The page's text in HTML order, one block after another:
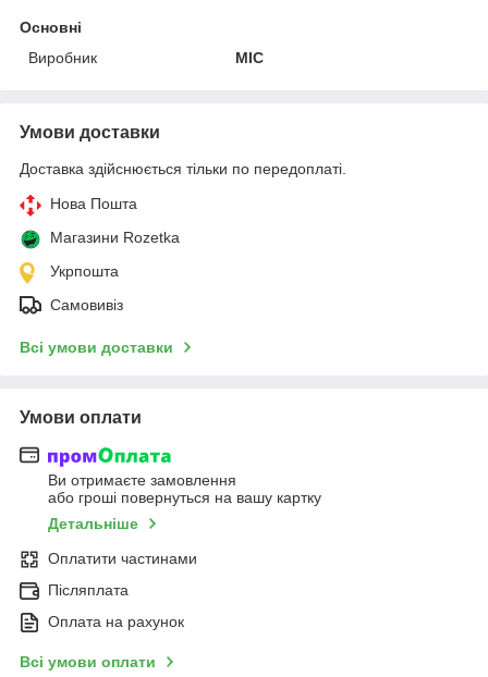
Основні
Виробник
MIC
Умови доставки
Доставка здійснюється тільки по передоплаті.
Нова Пошта
Магазини Rozetka
Укрпошта
Самовивіз
Всі умови доставки
Умови оплати
Ви отримаєте замовлення
або гроші повернуться на вашу картку
Детальніше
Оплатити частинами
Післяплата
Оплата на рахунок
Всі умови оплати